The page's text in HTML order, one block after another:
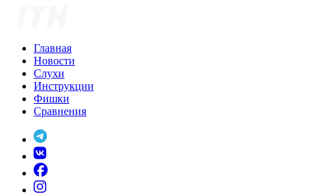
Главная
Новости
Слухи
Инструкции
Фишки
Сравнения